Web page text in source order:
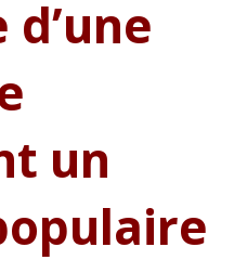
d’une
un